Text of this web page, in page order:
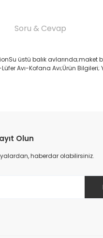
Soru & Cevap
üstü balık
Avı-Kofana Avı;Ürün
Olun
haberdar olabilirsiniz.